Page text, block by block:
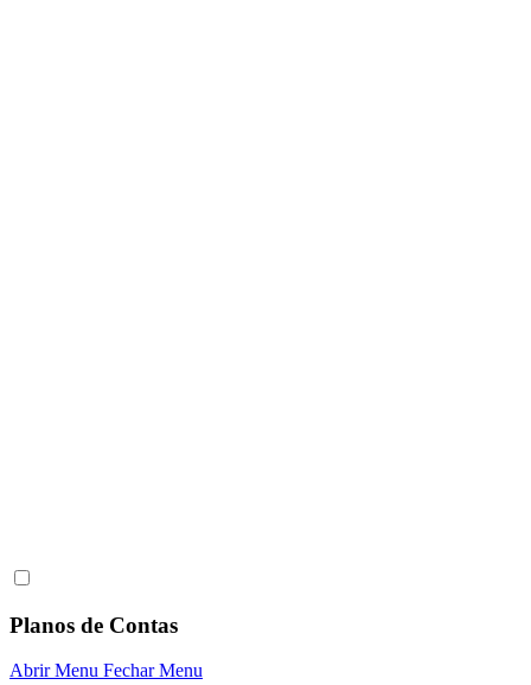
Planos de Contas
Abrir Menu Fechar Menu